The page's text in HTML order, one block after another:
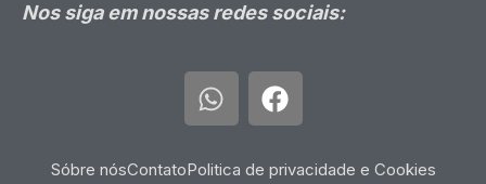
Nos siga em nossas redes sociais:
Sóbre nósContatoPolitica de privacidade e Cookies